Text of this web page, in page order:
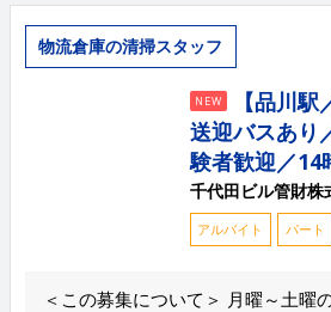
物流倉庫の清掃スタッフ
NEW
【品川
送迎バスあり
験者歓迎／14
千代田ビル管財株
アルバイト パート
＜この募集について＞ 月曜～土曜